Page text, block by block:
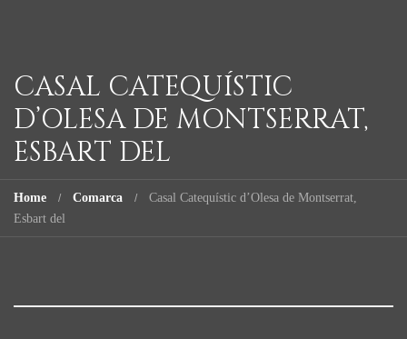
CASAL CATEQUÍSTIC
D’OLESA DE MONTSERRAT,
ESBART DEL
Home Comarca
Casal Catequístic d’Olesa de Montserrat,
Esbart del